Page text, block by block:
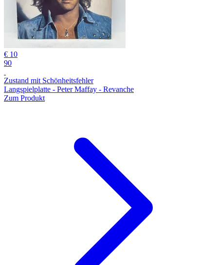
€ 10
90
Zustand mit Schönheitsfehler
Langspielplatte - Peter Maffay - Revanche
Zum Produkt